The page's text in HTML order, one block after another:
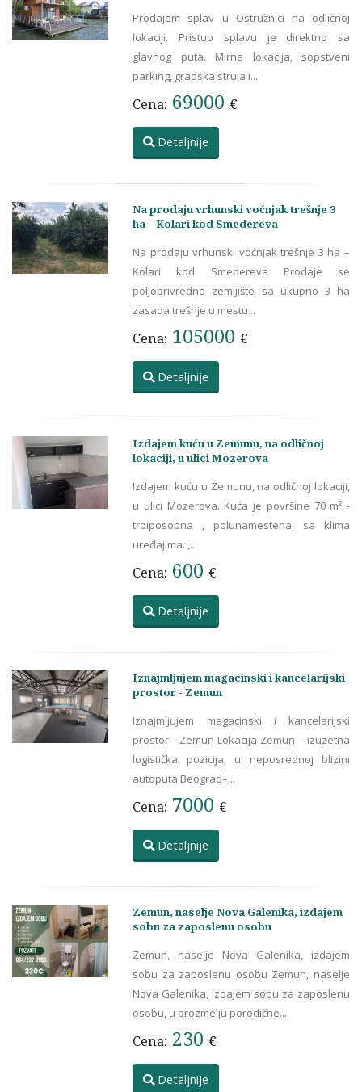
Prodajem splav u Ostružnici na odličnoj
lokaciji. Pristup splavu je direktno sa
glavnog puta. Mirna lokacija, sopstveni
parking, gradska struja i...
Cena: 69000 €
Detaljnije
Na prodaju vrhunski voćnjak trešnje 3
ha – Kolari kod Smedereva
Na prodaju vrhunski voćnjak trešnje 3 ha –
Kolari kod Smedereva Prodaje se
poljoprivredno zemljište sa ukupno 3 ha
zasada trešnje u mestu...
Cena: 105000 €
Detaljnije
Izdajem kuću u Zemunu, na odličnoj
lokaciji, u ulici Mozerova
Izdajem kuću u Zemunu, na odličnoj lokaciji,
u ulici Mozerova. Kuća je površine 70 m² -
troiposobna , polunamestena, sa klima
uređajima. ,...
Cena: 600 €
Detaljnije
Iznajmljujem magacinski i kancelarijski
prostor - Zemun
Iznajmljujem magacinski i kancelarijski
prostor - Zemun Lokacija Zemun – izuzetna
logistička pozicija, u neposrednoj blizini
autoputa Beograd–...
Cena: 7000 €
Detaljnije
Zemun, naselje Nova Galenika, izdajem
sobu za zaposlenu osobu
Zemun, naselje Nova Galenika, izdajem
sobu za zaposlenu osobu Zemun, naselje
Nova Galenika, izdajem sobu za zaposlenu
osobu, u prozmelju porodične...
Cena: 230 €
Detaljnije